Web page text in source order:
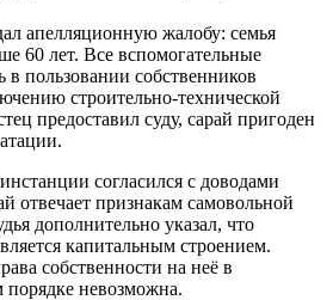
апелляционную жалобу: семья
60 лет. Все вспомогательные
пользовании собственников
строительно-технической
предоставил суду, сарай пригоден
согласился с доводами
отвечает признакам самовольной
дополнительно указал, что
капитальным строением.
собственности на неё в
порядке невозможна.